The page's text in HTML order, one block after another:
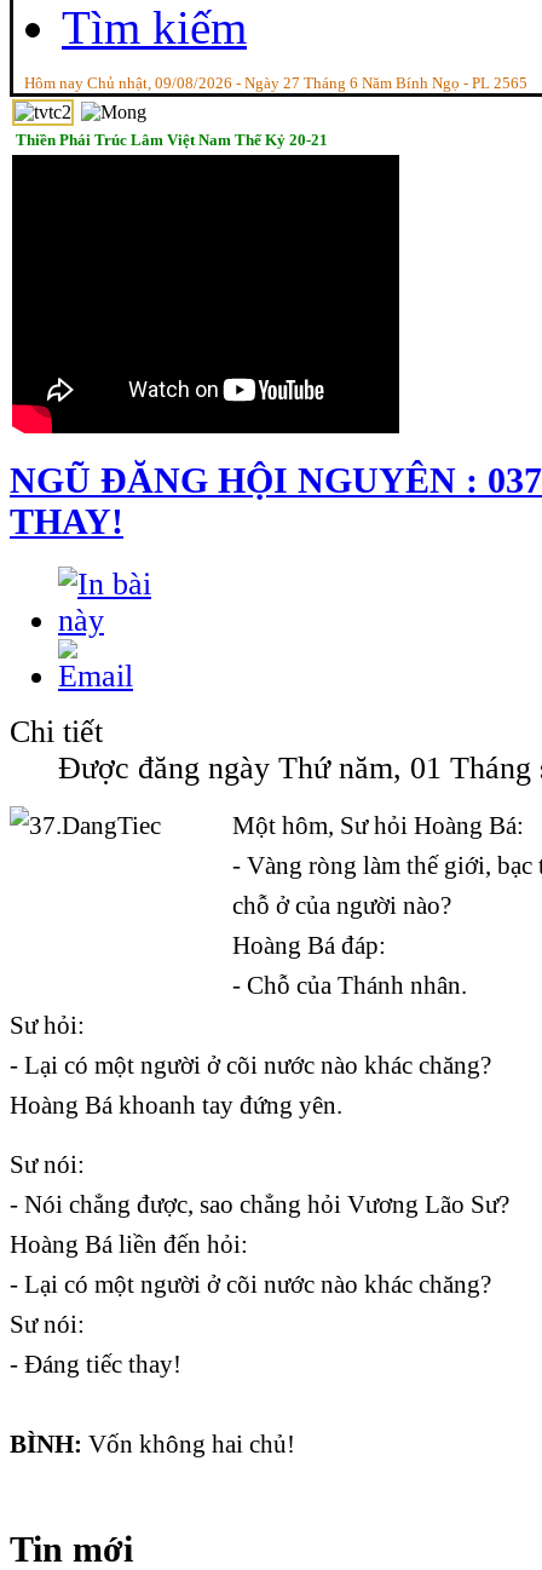
Tìm kiếm
Hôm nay Chủ nhật, 09/08/2026 - Ngày 27 Tháng 6 Năm Bính Ngọ - PL 2565
Thiền Phái Trúc Lâm Việt Nam Thế Kỷ 20-21
NGŨ ĐĂNG HỘI NGUYÊN :
THAY!
Chi tiết
Được đăng ngày Thứ năm, 01 Tháng
Một hôm, Sư hỏi Hoàng Bá:
- Vàng ròng làm thế giới, bạc
chỗ ở của người nào?
Hoàng Bá đáp:
- Chỗ của Thánh nhân.
Sư hỏi:
- Lại có một người ở cõi nước nào khác chăng?
Hoàng Bá khoanh tay đứng yên.
Sư nói:
- Nói chẳng được, sao chẳng hỏi Vương Lão Sư?
Hoàng Bá liền đến hỏi:
- Lại có một người ở cõi nước nào khác chăng?
Sư nói:
- Đáng tiếc thay!
BÌNH: Vốn không hai chủ!
Tin mới